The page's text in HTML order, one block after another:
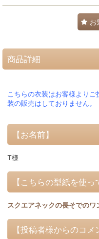
お
商品詳細
こちらの衣装はお客様より
装の販売はしておりません。
【お名前】
T様
【こちらの型紙を使っ
スクエアネックの長そでのワ
【投稿者様からのコメ